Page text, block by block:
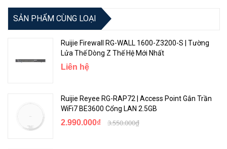
Khả năng tương thích cao:Cổng LAN 3 × 10/100Mbps và Cổng
LAN/WAN 1 × 10/100Mbps đáp ứng nhu cầu truy cập thiết bị đầu
SẢN PHẨM CÙNG LOẠI
Ruijie Firewall RG-WALL 1600-Z3200-S | Tường
Lửa Thế Dòng Z Thế Hệ Mới Nhất
Liên hệ
Ruijie Reyee RG-RAP72 | Access Point Gắn Trần
WiFi7 BE3600 Cổng LAN 2.5GB
2.990.000₫ 3.550.000₫